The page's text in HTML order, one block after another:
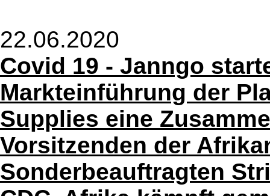
22.06.2020
Covid 19 - Janngo
Markteinführung der
Supplies eine
Vorsitzenden der
Sonderbeauftragten